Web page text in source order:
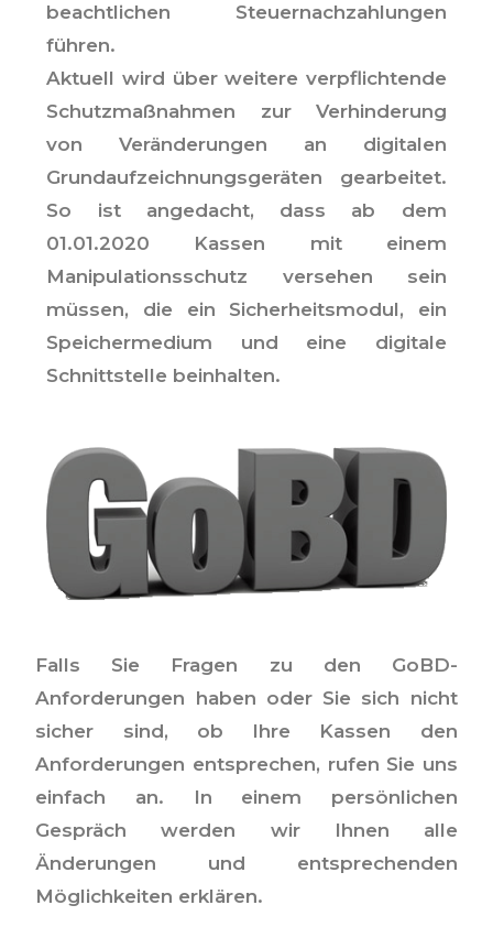
beachtlichen Steuernachzahlungen
führen.
Aktuell wird über weitere verpflichtende
Schutzmaßnahmen zur Verhinderung
von Veränderungen an digitalen
Grundaufzeichnungsgeräten gearbeitet.
So ist angedacht, dass ab dem
01.01.2020 Kassen mit einem
Manipulationsschutz versehen sein
müssen, die ein Sicherheitsmodul, ein
Speichermedium und eine digitale
Schnittstelle beinhalten.
Falls Sie Fragen zu den GoBD-
Anforderungen haben oder Sie sich nicht
sicher sind, ob Ihre Kassen den
Anforderungen entsprechen, rufen Sie uns
einfach an. In einem persönlichen
Gespräch werden wir Ihnen alle
Änderungen und entsprechenden
Möglichkeiten erklären.